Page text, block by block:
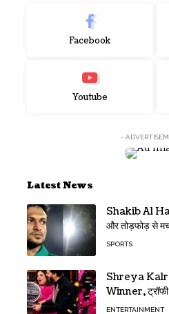
Facebook
Youtube
-
Latest News
Shakib Al
और तोड़फोड़ से
SPORTS
Shreya
Winner, ट्रॉफी
ENTERTAINMENT